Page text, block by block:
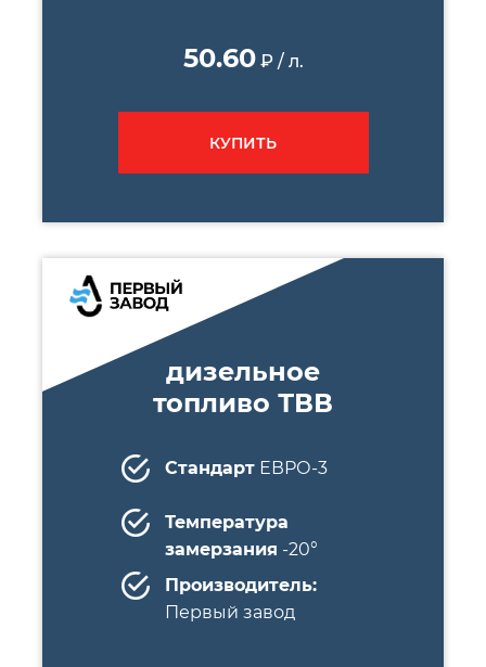
50.60 ₽ / л.
КУПИТЬ
дизельное
топливо ТВВ
СтандартЕВРО-3
Температура
замерзания -20°
Производитель:
Первый завод